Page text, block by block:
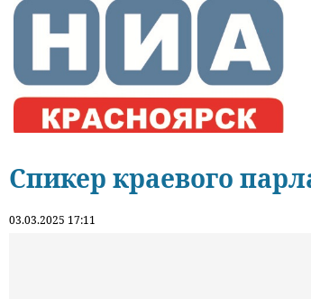
Спикер краевого
03.03.2025 17:11